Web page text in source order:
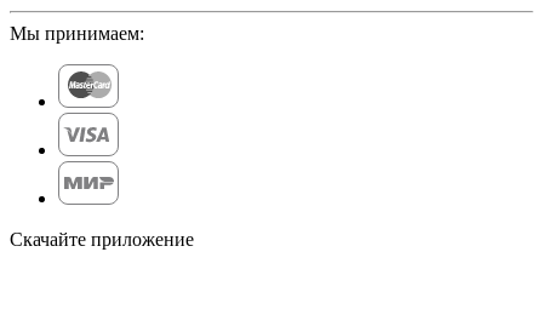
Мы принимаем:
Скачайте приложение